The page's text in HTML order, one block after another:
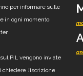
per informare sulle
in ogni momento
PIL vengono inviate
l’iscrizione